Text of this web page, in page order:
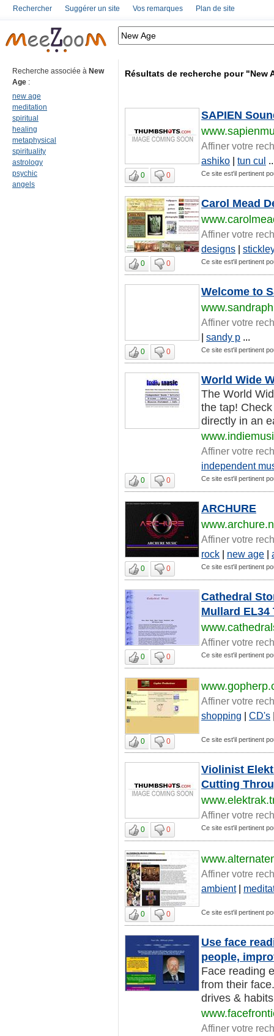
Rechercher Suggérer un site Vos remarques Plan de site
Recherche associée à New
Age :
new age
meditation
spiritual
healing
metaphysical
spirituality
astrology
psychic
angels
Résultats de recherche pour "New
SAPIEN
Affiner votre
ashiko | tun cul
0 0 Ce site est'il pertinent
Carol Mead
Affiner votre
designs |
0 0 Ce site est'il pertinent
Welcome to
Affiner votre
| sandy p ...
0 0 Ce site est'il pertinent
World Wide
The World
the tap!
directly in an
Affiner votre
independent
0 0 Ce site est'il pertinent
ARCHURE
Affiner votre
rock | new age |
0 0 Ce site est'il pertinent
Cathedral
Mullard EL34
Affiner votre
0 0 Ce site est'il pertinent
Affiner votre
shopping | CD's
0 0 Ce site est'il pertinent
Violinist
Cutting
Affiner votre
0 0 Ce site est'il pertinent
Affiner votre
ambient|
0 0 Ce site est'il pertinent
Use face
people,
Face reading
from their
drives &
Affiner votre